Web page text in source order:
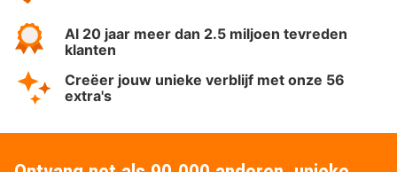
Al 20 jaar meer dan 2.5 miljoen tevreden
klanten
Creëer jouw unieke verblijf met onze 56
extra's